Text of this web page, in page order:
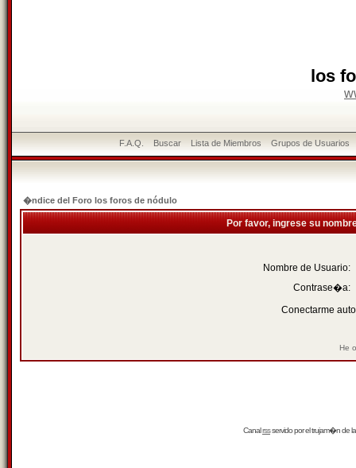
los
F.A.Q. Buscar Lista de Miembros Grupos de Usuarios
�ndice del Foro los foros de nódulo
Por favor, ingrese su
Nombre de Usuario:
Contrase�a:
Conectarme
He
Canalrssservido por eltrujam�nde